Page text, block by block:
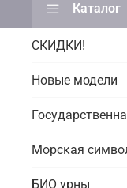
Каталог
СКИДКИ!
Новые модели
Морская
БИО урны